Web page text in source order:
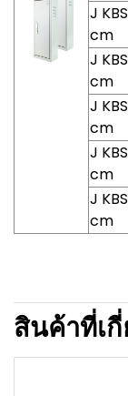
J
cm
J
cm
J
cm
J
cm
J
cm
สินค้าที่เ